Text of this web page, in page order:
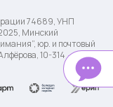
74689, УНП
Минский
юр. и почтовый
10-314